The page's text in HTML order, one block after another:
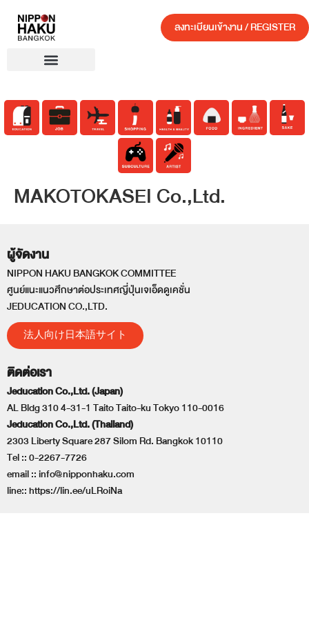
ลงทะเบียนเข้างาน / REGISTER
MAKOTOKASEI Co.,Ltd.
ผู้จัดงาน
NIPPON HAKU BANGKOK COMMITTEE
ศูนย์แนะแนวศึกษาต่อประเทศญี่ปุ่นเจเอ็ดดูเคชั่น
JEDUCATION CO.,LTD.
法人向け日本語サイト
ติดต่อเรา
Jeducation Co.,Ltd. (Japan)
AL Bldg 310 4-31-1 Taito Taito-ku Tokyo 110-0016
Jeducation Co.,Ltd. (Thailand)
2303 Liberty Square 287 Silom Rd. Bangkok 10110
Tel ::0-2267-7726
email ::info@nipponhaku.com
line::https://lin.ee/uLRoiNa